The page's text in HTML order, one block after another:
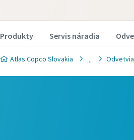
Produkty Servis náradia
Atlas Copco Slovakia